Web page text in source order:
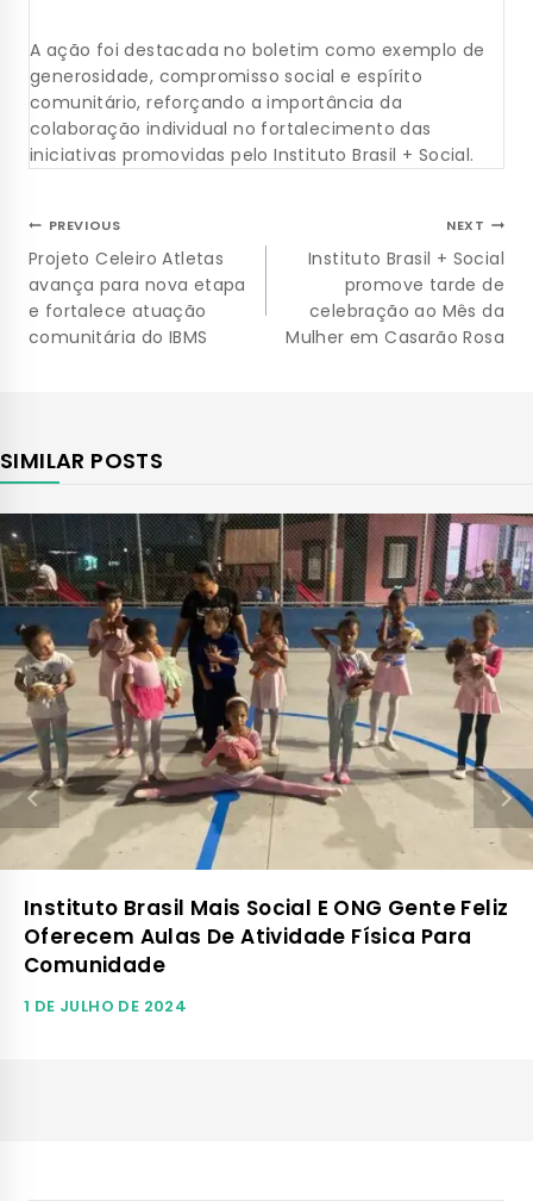
A ação foi destacada no boletim como exemplo de
generosidade, compromisso social e espírito
comunitário, reforçando a importância da
colaboração individual no fortalecimento das
iniciativas promovidas pelo Instituto Brasil + Social.
PREVIOUS
Projeto Celeiro Atletas
avança para nova etapa
e fortalece atuação
comunitária do IBMS
NEXT
Instituto Brasil + Social
promove tarde de
celebração ao Mês da
Mulher em Casarão Rosa
SIMILAR POSTS
Instituto Brasil Mais Social E ONG Gente Feliz
Oferecem Aulas De Atividade Física Para
Comunidade
1 DE JULHO DE 2024